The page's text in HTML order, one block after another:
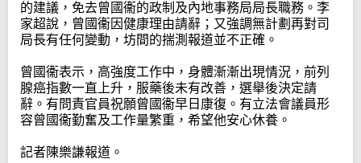
的建議，免去曾國衞的政制及內地事務局局長職務。李
家超說，曾國衞因健康理由請辭；又強調無計劃再對司
局長有任何變動，坊間的揣測報道並不正確。
曾國衞表示，高強度工作中，身體漸漸出現情況，前列
腺癌指數一直上升，服藥後未有改善，選舉後決定請
辭。有問責官員祝願曾國衞早日康復。有立法會議員形
容曾國衞勤奮及工作量繁重，希望他安心休養。
記者陳樂謙報道。